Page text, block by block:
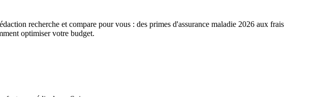
recherche et compare pour vous : des primes d'assurance maladie 2026 aux frais
optimiser votre budget.